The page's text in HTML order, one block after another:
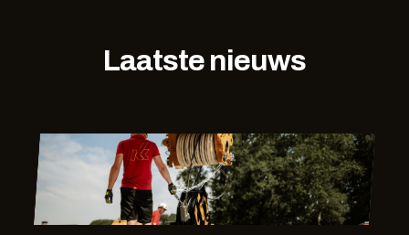
Laatste nieuws